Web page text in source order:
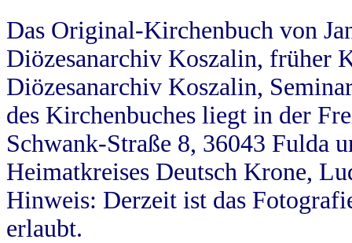
Das Original-Kirchenbuch von
Diözesanarchiv Koszalin, früher
Diözesanarchiv Koszalin,
des Kirchenbuches liegt in der
Schwank-Straße 8, 36043 Fulda
Heimatkreises Deutsch Krone,
Hinweis: Derzeit ist das
erlaubt.